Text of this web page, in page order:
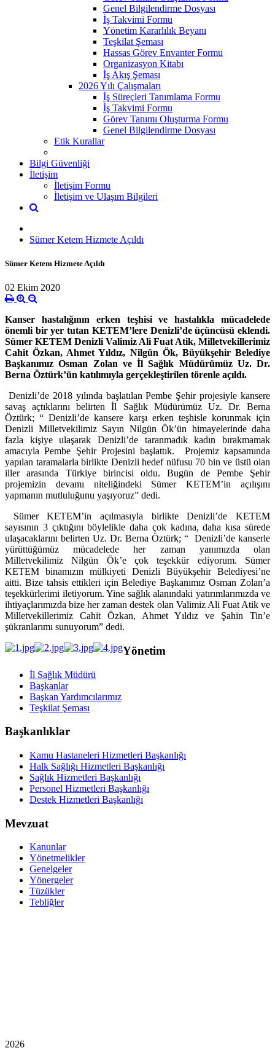
Genel Bilgilendirme Dosyası
İş Takvimi Formu
Yönetim Kararlılık Beyanı
Teşkilat Şeması
Hassas Görev Envanter Formu
Organizasyon Kitabı
İş Akış Şeması
2026 Yılı Çalışmaları
İş Süreçleri Tanımlama Formu
İş Takvimi Formu
Görev Tanımı Oluşturma Formu
Genel Bilgilendirme Dosyası
Etik Kurallar
Bilgi Güvenliği
İletişim
İletişim Formu
İletişim ve Ulaşım Bilgileri
Sümer Ketem Hizmete Açıldı
Sümer Ketem Hizmete Açıldı
02 Ekim 2020
Kanser hastalığının erken teşhisi ve hastalıkla mücadelede
önemli bir yer tutan KETEM’lere Denizli’de üçüncüsü eklendi.
Sümer KETEM Denizli Valimiz Ali Fuat Atik, Milletvekillerimiz
Cahit Özkan, Ahmet Yıldız, Nilgün Ök, Büyükşehir Belediye
Başkanımız Osman Zolan ve İl Sağlık Müdürümüz Uz. Dr.
Berna Öztürk’ün katılımıyla gerçekleştirilen törenle açıldı.
Denizli’de 2018 yılında başlatılan Pembe Şehir projesiyle kansere
savaş açtıklarını belirten İl Sağlık Müdürümüz Uz. Dr. Berna
Öztürk; “ Denizli’de kansere karşı erken teşhisle korunmak için
Denizli Milletvekilimiz Sayın Nilgün Ök’ün himayelerinde daha
fazla kişiye ulaşarak Denizli’de taranmadık kadın bırakmamak
amacıyla Pembe Şehir Projesini başlattık. Projemiz kapsamında
yapılan taramalarla birlikte Denizli hedef nüfusu 70 bin ve üstü olan
iller arasında Türkiye birincisi oldu. Bugün de Pembe Şehir
projemizin devamı niteliğindeki Sümer KETEM’in açılışını
yapmanın mutluluğunu yaşıyoruz” dedi.
Sümer KETEM’in açılmasıyla birlikte Denizli’de KETEM
sayısının 3 çıktığını böylelikle daha çok kadına, daha kısa sürede
ulaşacaklarını belirten Uz. Dr. Berna Öztürk; “ Denizli’de kanserle
yürüttüğümüz mücadelede her zaman yanımızda olan
Milletvekilimiz Nilgün Ök’e çok teşekkür ediyorum. Sümer
KETEM binamızın mülkiyeti Denizli Büyükşehir Belediyesi’ne
aitti. Bize tahsis ettikleri için Belediye Başkanımız Osman Zolan’a
teşekkürlerimi iletiyorum. Yine sağlık alanındaki yatırımlarımızda ve
ihtiyaçlarımızda bize her zaman destek olan Valimiz Ali Fuat Atik ve
Milletvekillerimiz Cahit Özkan, Ahmet Yıldız ve Şahin Tin’e
şükranlarımı sunuyorum” dedi.
Yönetim
İl Sağlık Müdürü
Başkanlar
Başkan Yardımcılarımız
Teşkilat Şeması
Başkanlıklar
Kamu Hastaneleri Hizmetleri Başkanlığı
Halk Sağlığı Hizmetleri Başkanlığı
Sağlık Hizmetleri Başkanlığı
Personel Hizmetleri Başkanlığı
Destek Hizmetleri Başkanlığı
Mevzuat
Kanunlar
Yönetmelikler
Genelgeler
Yönergeler
Tüzükler
Tebliğler
2026